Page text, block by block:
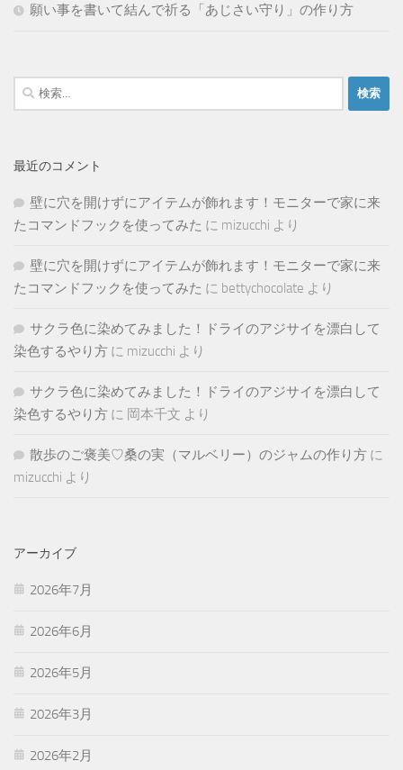
願い事を書いて結んで祈る「あじさい守り」の作り方
検
索:
最近のコメント
壁に穴を開けずにアイテムが飾れます！モニターで家に来
たコマンドフックを使ってみた に mizucchi より
壁に穴を開けずにアイテムが飾れます！モニターで家に来
たコマンドフックを使ってみた に bettychocolate より
サクラ色に染めてみました！ドライのアジサイを漂白して
染色するやり方 に mizucchi より
サクラ色に染めてみました！ドライのアジサイを漂白して
染色するやり方 に 岡本千文 より
散歩のご褒美♡桑の実（マルベリー）のジャムの作り方 に
mizucchi より
アーカイブ
2026年7月
2026年6月
2026年5月
2026年3月
2026年2月